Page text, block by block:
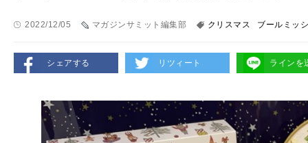
2022/12/05 マガジンサミット編集部 クリスマス ブールミッ
シェアする リツィート ラインを